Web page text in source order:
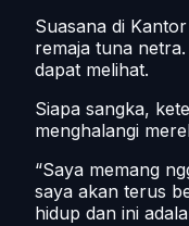
Suasana di
remaja tuna
dapat melihat.
Siapa sangka,
menghalangi
“Saya memang
saya akan terus
hidup dan ini